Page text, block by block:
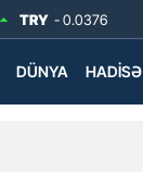
TRY - 0.0376
DÜNYA HADISƏ